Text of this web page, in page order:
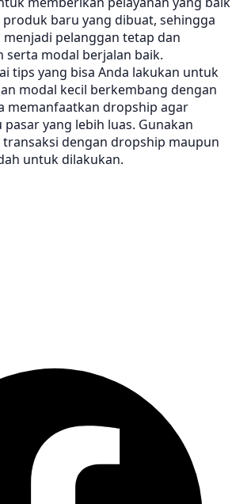
baru yang dibuat, sehingga
pelanggan tetap dan
serta modal berjalan baik.
tips yang bisa Anda lakukan untuk
modal kecil berkembang dengan
memanfaatkan dropship agar
yang lebih luas. Gunakan
dengan dropship maupun
untuk dilakukan.